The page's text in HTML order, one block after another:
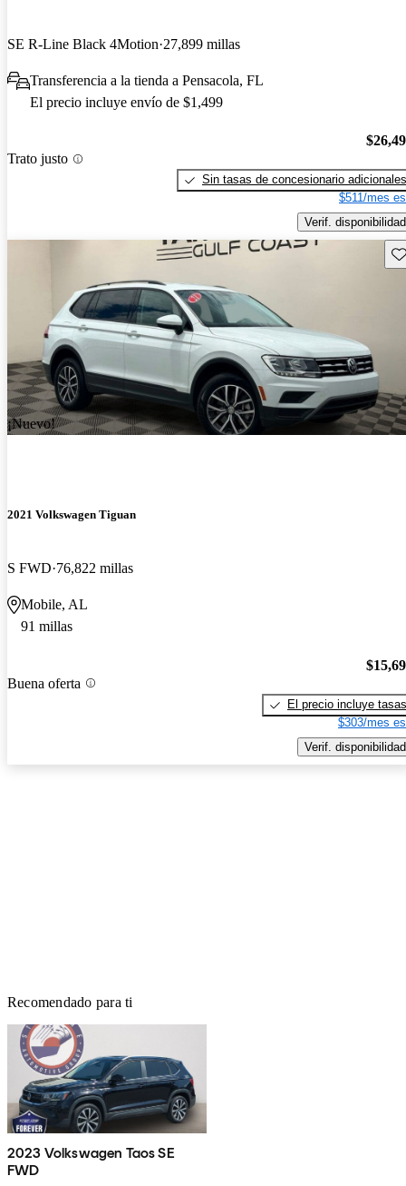
SE R-Line Black 4Motion 27,899 millas
Transferencia a la tienda a Pensacola, FL
El precio incluye envío de $1,499
Trato justo
Sin tasas de concesionario adicionales
$511/mes
Verif. disponibilidad
¡Nuevo!
2021 Volkswagen Tiguan
S FWD 76,822 millas
Mobile, AL
91 millas
Buena oferta
El precio incluye tasas
$303/mes
Verif. disponibilidad
Recomendado para ti
2023 Volkswagen Taos SE
FWD